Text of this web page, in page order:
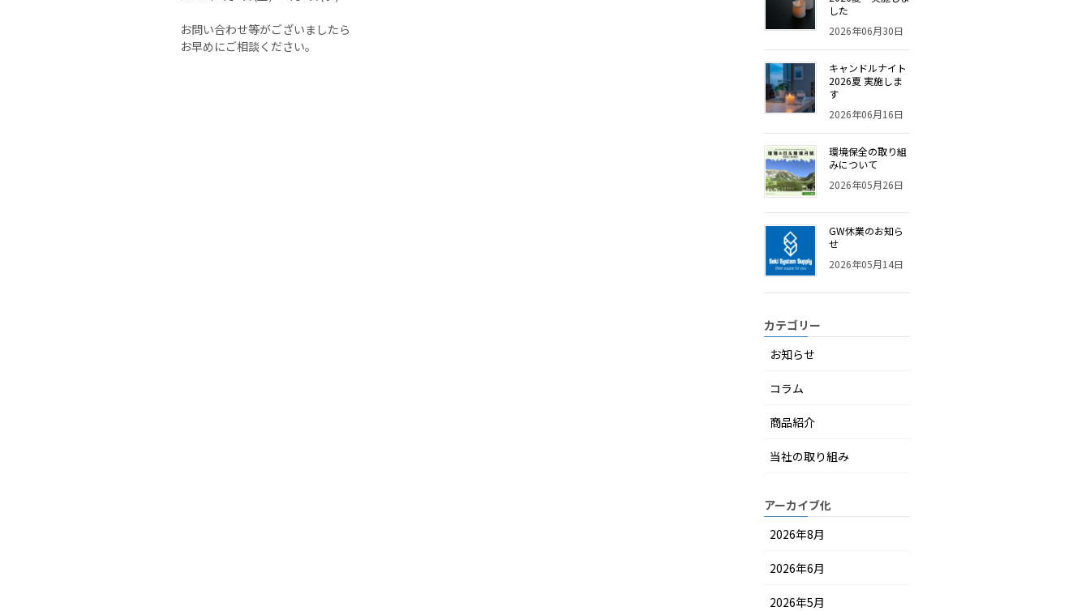
お問い合わせ等がございましたら
お早めにご相談ください。
した
2026年06月30日
キャンドルナイト
2026夏 実施しま
す
2026年06月16日
環境保全の取り組
みについて
2026年05月26日
GW休業のお知ら
せ
2026年05月14日
カテゴリー
お知らせ
コラム
商品紹介
当社の取り組み
アーカイブ化
2026年8月
2026年6月
2026年5月